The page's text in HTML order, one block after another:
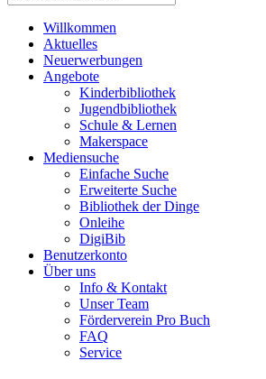
Willkommen
Aktuelles
Neuerwerbungen
Angebote
Kinderbibliothek
Jugendbibliothek
Schule & Lernen
Makerspace
Mediensuche
Einfache Suche
Erweiterte Suche
Bibliothek der Dinge
Onleihe
DigiBib
Benutzerkonto
Über uns
Info & Kontakt
Unser Team
Förderverein Pro Buch
FAQ
Service